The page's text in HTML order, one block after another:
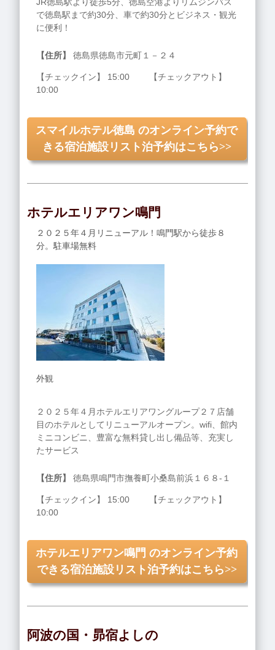
JR徳島駅より徒歩5分、徳島空港よりリムジンバス
で徳島駅まで約30分、車で約30分とビジネス・観光
に便利！
【住所】 徳島県徳島市元町１－２４
【チェックイン】 15:00 【チェックアウト】
10:00
スマイルホテル徳島 のオンライン予約で
きる宿泊施設リスト泊予約はこちら>>
ホテルエリアワン鳴門
２０２５年４月リニューアル！鳴門駅から徒歩８
分。駐車場無料
外観
２０２５年４月ホテルエリアワングループ２７店舗
目のホテルとしてリニューアルオープン。wifi、館内
ミニコンビニ、豊富な無料貸し出し備品等、充実し
たサービス
【住所】 徳島県鳴門市撫養町小桑島前浜１６８‐１
【チェックイン】 15:00 【チェックアウト】
10:00
ホテルエリアワン鳴門 のオンライン予約
できる宿泊施設リスト泊予約はこちら>>
阿波の国・昴宿よしの